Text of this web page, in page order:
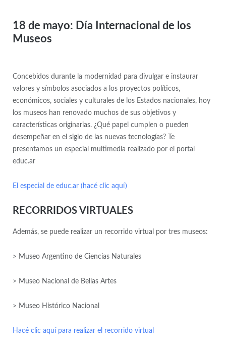
18 de mayo: Día Internacional de los
Museos
Concebidos durante la modernidad para divulgar e instaurar
valores y símbolos asociados a los proyectos políticos,
económicos, sociales y culturales de los Estados nacionales, hoy
los museos han renovado muchos de sus objetivos y
características originarias. ¿Qué papel cumplen o pueden
desempeñar en el siglo de las nuevas tecnologías? Te
presentamos un especial multimedia realizado por el portal
educ.ar
El especial de educ.ar (hacé clic aquí)
RECORRIDOS VIRTUALES
Además, se puede realizar un recorrido virtual por tres museos:
> Museo Argentino de Ciencias Naturales
> Museo Nacional de Bellas Artes
> Museo Histórico Nacional
Hacé clic aquí para realizar el recorrido virtual